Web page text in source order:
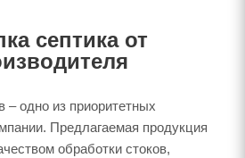
септика от
– одно из приоритетных
Предлагаемая продукция
обработки стоков,